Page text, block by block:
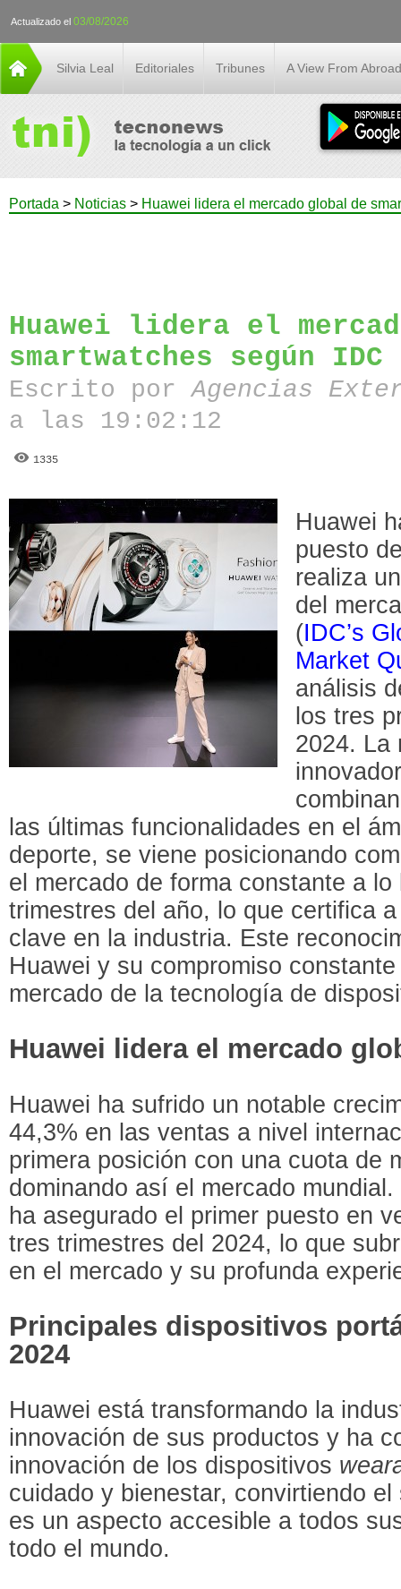
Actualizado el 03/08/2026
Silvia Leal Editoriales Tribunes A View From Abroad
Portada > Noticias > Huawei lidera el mercado global de
Huawei lidera el
smartwatches según IDC
Escrito porAgencias
a las 19:02:12
1335
Huawei
puesto
realiza
del
(IDC’s
Market
análisis
los tres
2024. La
las últimas funcionalidades en el
deporte, se viene posicionando
el mercado de forma constante a
trimestres del año, lo que certifica
clave en la industria. Este
Huawei y su compromiso
mercado de la tecnología de
Huawei lidera el mercado
Huawei ha sufrido un notable
44,3% en las ventas a nivel
primera posición con una cuota de
dominando así el mercado
ha asegurado el primer puesto en
tres trimestres del 2024, lo que
en el mercado y su profunda
Principales dispositivos
2024
Huawei está transformando la
innovación de sus productos y ha
innovación de los dispositivos
cuidado y bienestar, convirtiendo
es un aspecto accesible a todos
todo el mundo.